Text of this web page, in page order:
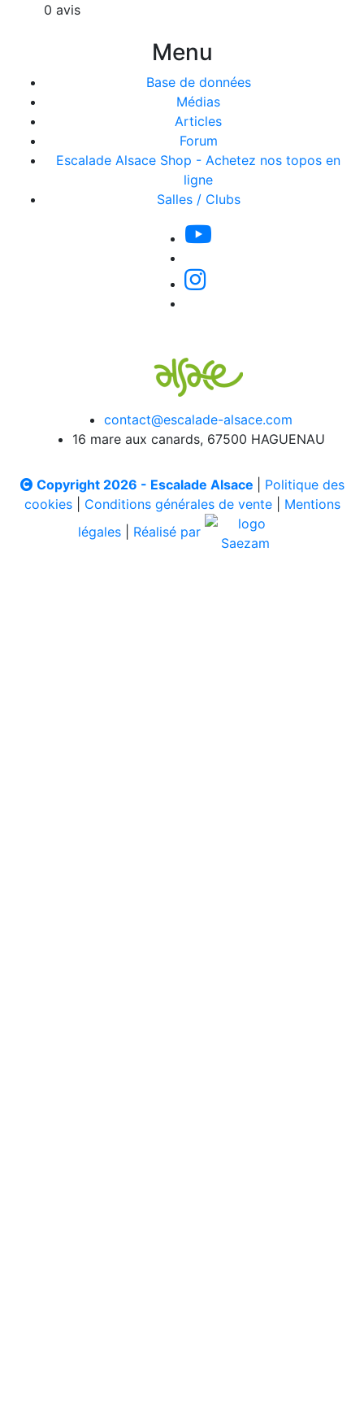
0 avis
Menu
Base de données
Médias
Articles
Forum
Escalade Alsace Shop - Achetez nos topos en
ligne
Salles / Clubs
contact@escalade-alsace.com
16 mare aux canards, 67500 HAGUENAU
Copyright 2026 - Escalade Alsace
Politique des
cookies| Conditions générales de vente| Mentions
légales
Réalisé par